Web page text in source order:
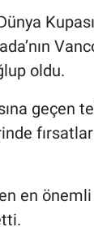
oldu.
geçen
fırsatlar
en